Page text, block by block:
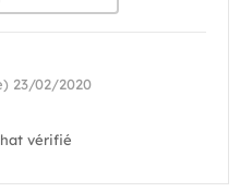
23/02/2020
vérifié